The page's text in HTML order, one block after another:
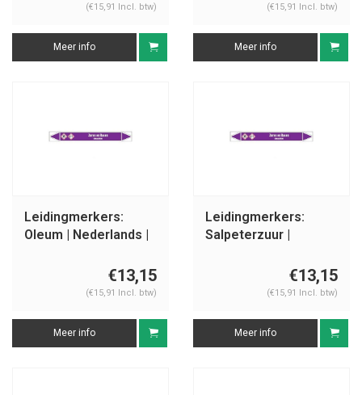
(€15,91 Incl. btw)
Meer info
(€15,91 Incl. btw)
Meer info
Leidingmerkers:
Oleum | Nederlands |
€13,15
(€15,91 Incl. btw)
Meer info
Leidingmerkers:
Salpeterzuur |
€13,15
(€15,91 Incl. btw)
Meer info